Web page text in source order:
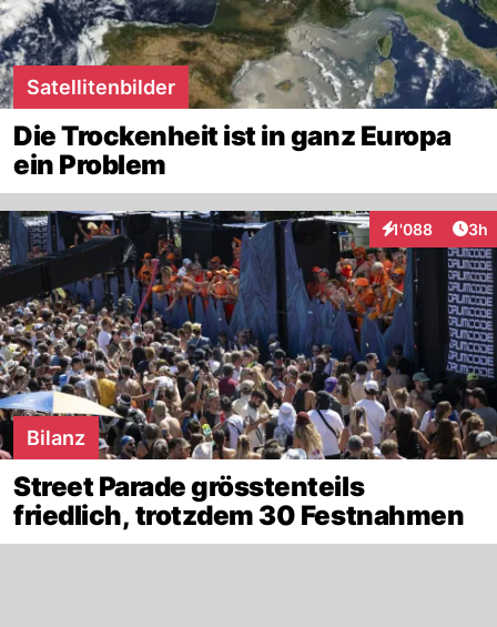
Satellitenbilder
Die Trockenheit ist in ganz Europa
ein Problem
1'088
Interaktionen3h
Bilanz
Street Parade grösstenteils
friedlich, trotzdem 30 Festnahmen